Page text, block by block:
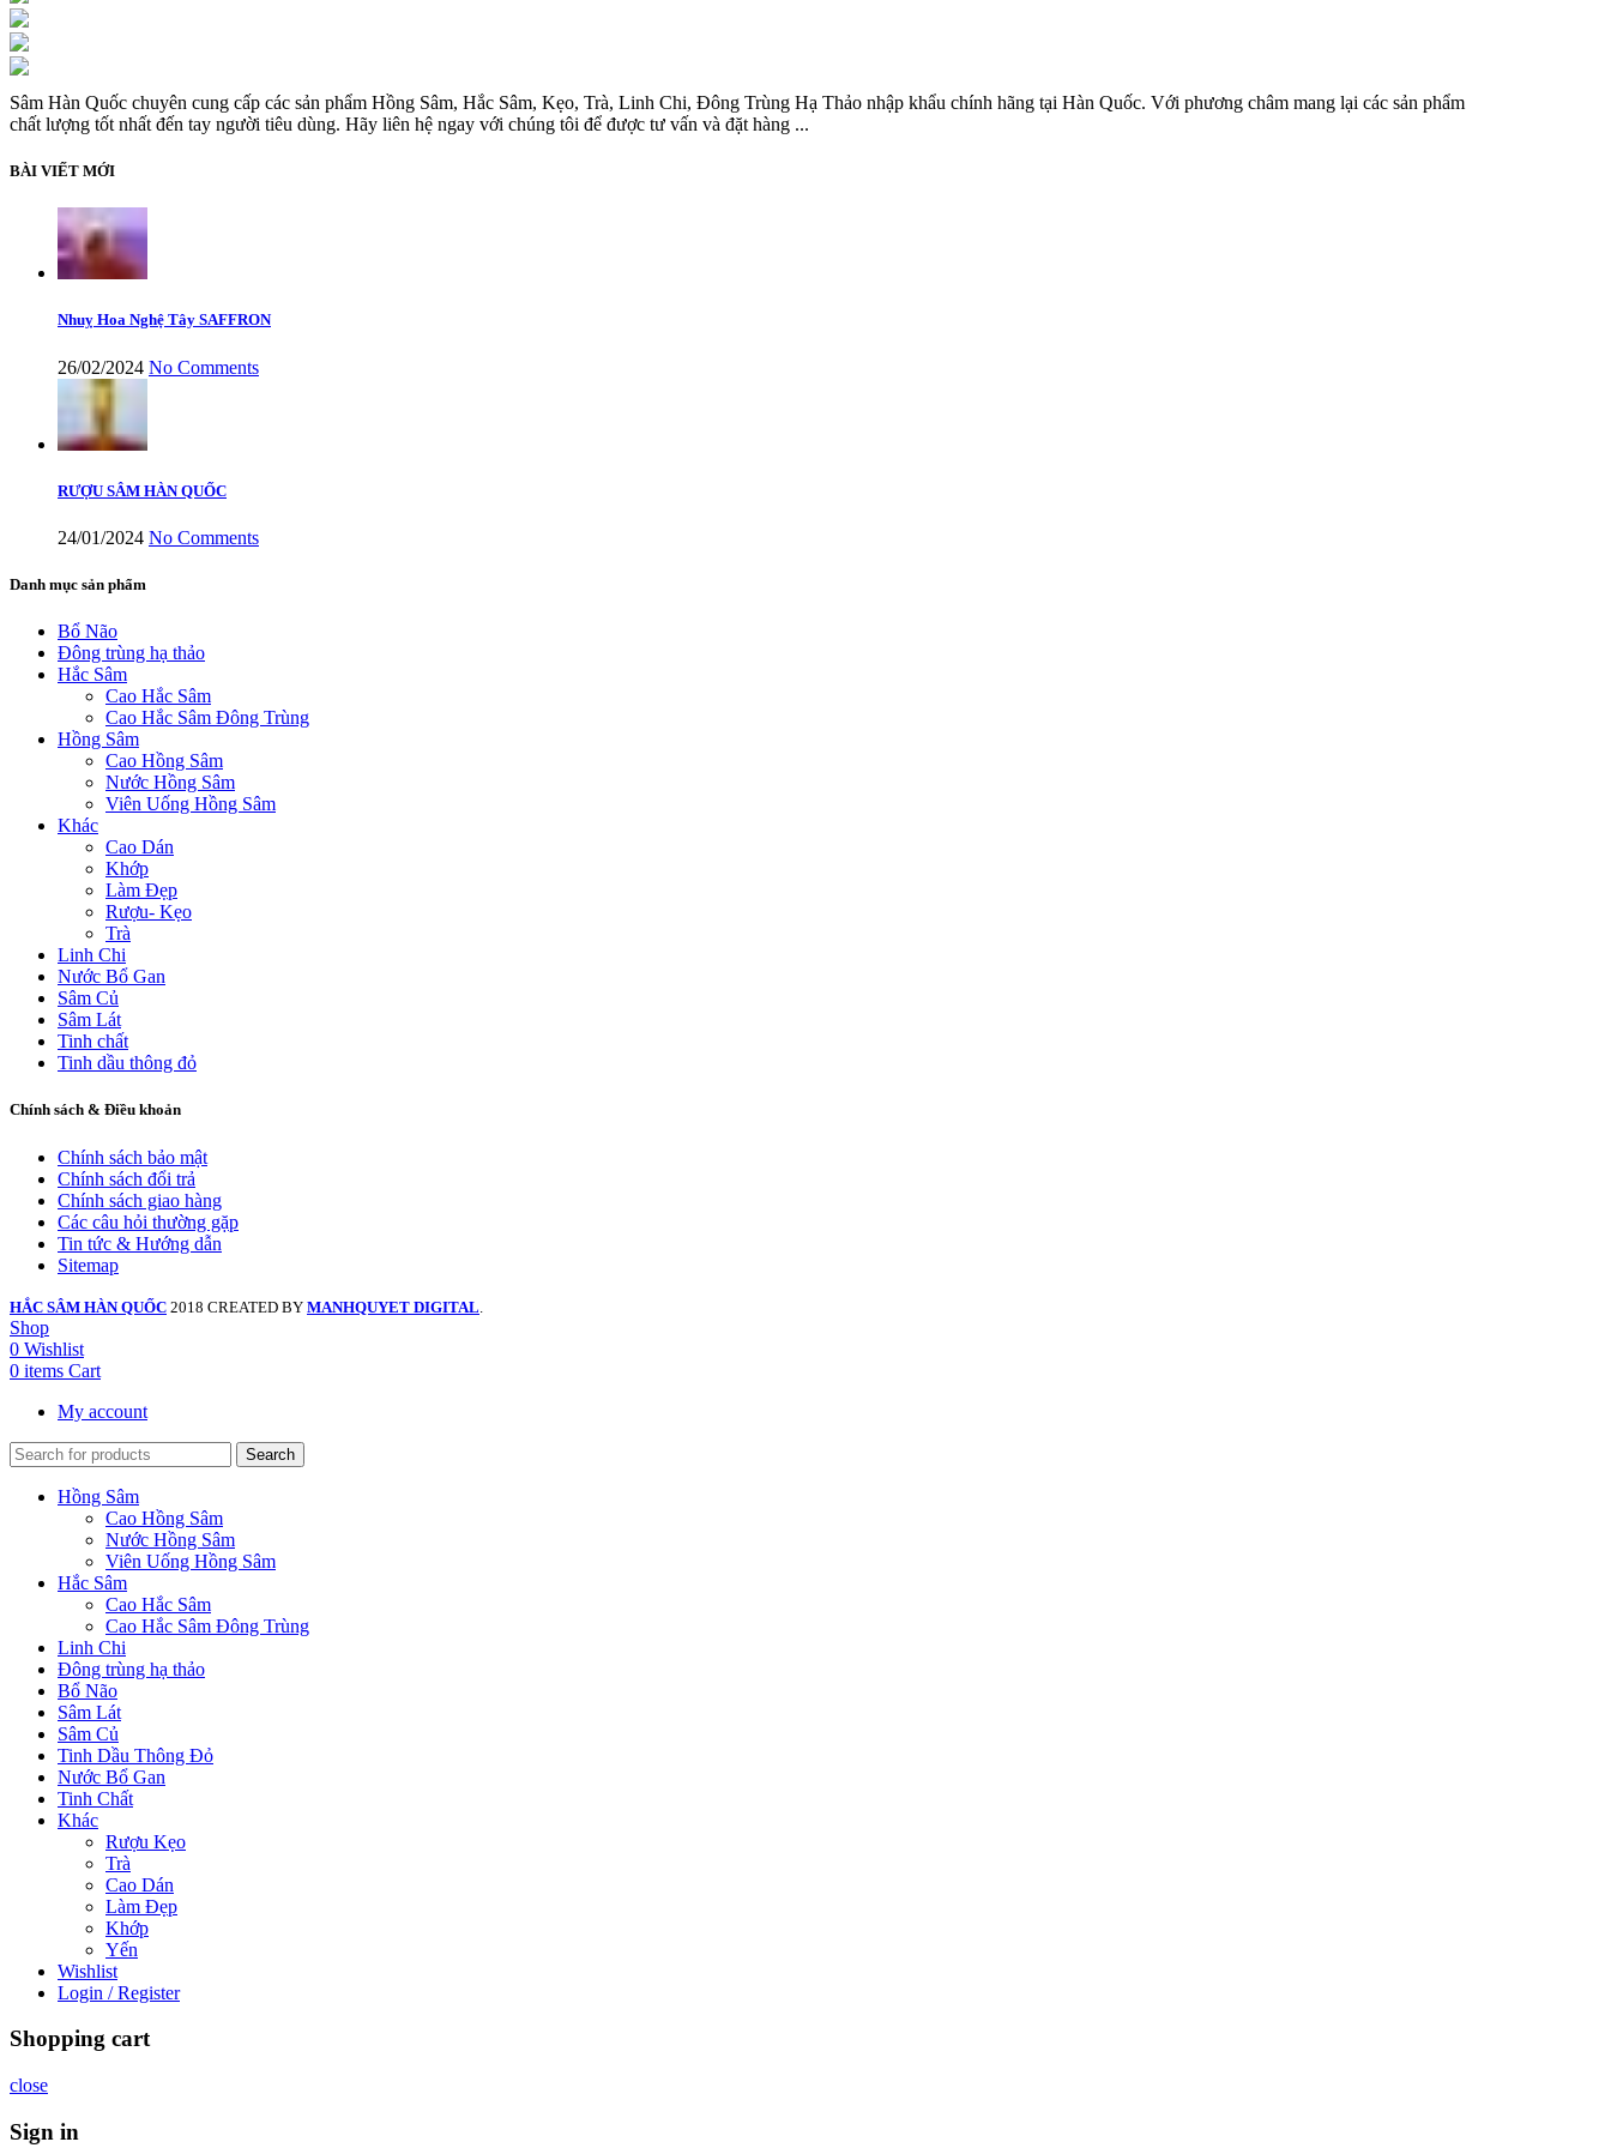
Sâm Hàn Quốc chuyên cung cấp các sản phẩm Hồng Sâm, Hắc Sâm, Kẹo, Trà, Linh Chi, Đông Trùng Hạ Thảo nhập khẩu chính hãng tại Hàn Quốc. Với phương châm mang lại các sản phẩm
chất lượng tốt nhất đến tay người tiêu dùng. Hãy liên hệ ngay với chúng tôi để được tư vấn và đặt hàng ...
BÀI VIẾT MỚI
Nhuỵ Hoa Nghệ Tây SAFFRON
26/02/2024 No Comments
RƯỢU SÂM HÀN QUỐC
24/01/2024 No Comments
Danh mục sản phẩm
Bổ Não
Đông trùng hạ thảo
Hắc Sâm
Cao Hắc Sâm
Cao Hắc Sâm Đông Trùng
Hồng Sâm
Cao Hồng Sâm
Nước Hồng Sâm
Viên Uống Hồng Sâm
Khác
Cao Dán
Khớp
Làm Đẹp
Rượu- Kẹo
Trà
Linh Chi
Nước Bổ Gan
Sâm Củ
Sâm Lát
Tinh chất
Tinh dầu thông đỏ
Chính sách & Điều khoản
Chính sách bảo mật
Chính sách đổi trả
Chính sách giao hàng
Các câu hỏi thường gặp
Tin tức & Hướng dẫn
Sitemap
HẮC SÂM HÀN QUỐC 2018 CREATED BY MANHQUYET DIGITAL
Shop
0 Wishlist
0 items Cart
My account
Search
Hồng Sâm
Cao Hồng Sâm
Nước Hồng Sâm
Viên Uống Hồng Sâm
Hắc Sâm
Cao Hắc Sâm
Cao Hắc Sâm Đông Trùng
Linh Chi
Đông trùng hạ thảo
Bổ Não
Sâm Lát
Sâm Củ
Tinh Dầu Thông Đỏ
Nước Bổ Gan
Tinh Chất
Khác
Rượu Kẹo
Trà
Cao Dán
Làm Đẹp
Khớp
Yến
Wishlist
Login / Register
Shopping cart
close
Sign in